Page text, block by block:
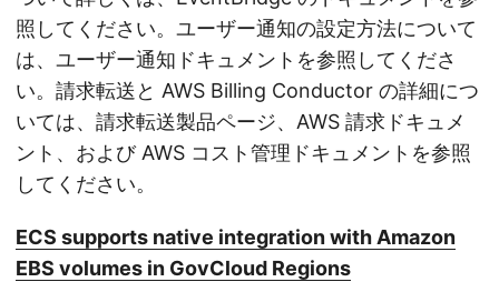
照してください。ユーザー通知の設定方法について
は、ユーザー通知ドキュメントを参照してくださ
い。請求転送と AWS Billing Conductor の詳細につ
いては、請求転送製品ページ、AWS 請求ドキュメ
ント、および AWS コスト管理ドキュメントを参照
してください。
ECS supports native integration with Amazon
EBS volumes in GovCloud Regions